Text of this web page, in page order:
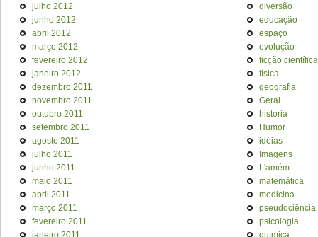
julho 2012
junho 2012
abril 2012
março 2012
fevereiro 2012
janeiro 2012
dezembro 2011
novembro 2011
outubro 2011
setembro 2011
agosto 2011
julho 2011
junho 2011
maio 2011
abril 2011
março 2011
fevereiro 2011
janeiro 2011
diversão
educação
espaço
evolução
ficção científica
física
geografia
Geral
história
Humor
idéias
Imagens
L'amém
matemática
medicina
pseudociência
psicologia
química